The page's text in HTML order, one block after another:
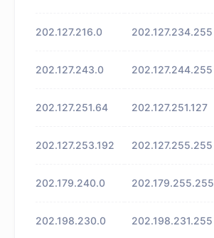
202.127.216.0 202.127.234.255
202.127.243.0 202.127.244.255
202.127.251.64 202.127.251.127
202.127.253.192 202.127.255.255
202.179.240.0 202.179.255.255
202.198.230.0 202.198.231.255